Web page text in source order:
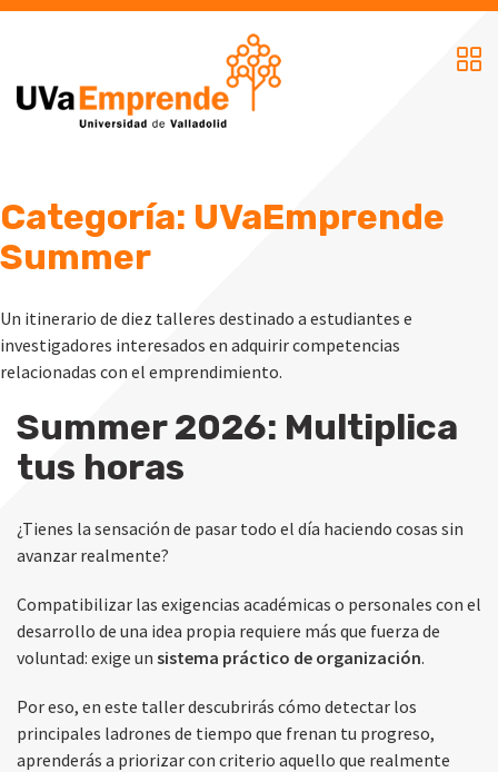
Categoría: UVaEmprende
Summer
Un itinerario de diez talleres destinado a estudiantes e
investigadores interesados en adquirir competencias
relacionadas con el emprendimiento.
Summer 2026: Multiplica
tus horas
¿Tienes la sensación de pasar todo el día haciendo cosas sin
avanzar realmente?
Compatibilizar las exigencias académicas o personales con el
desarrollo de una idea propia requiere más que fuerza de
voluntad: exige un sistema práctico de organización.
Por eso, en este taller descubrirás cómo detectar los
principales ladrones de tiempo que frenan tu progreso,
aprenderás a priorizar con criterio aquello que realmente